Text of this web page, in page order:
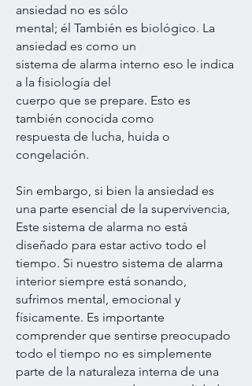
ansiedad no es sólo
mental; él También es biológico. La
ansiedad es como un
sistema de alarma interno eso le indica
a la fisiología del
cuerpo que se prepare. Esto es
también conocida como
respuesta de lucha, huida o
congelación.
Sin embargo, si bien la ansiedad es
una parte esencial de la supervivencia,
Este sistema de alarma no está
diseñado para estar activo todo el
tiempo. Si nuestro sistema de alarma
interior siempre está sonando,
sufrimos mental, emocional y
físicamente. Es importante
comprender que sentirse preocupado
todo el tiempo no es simplemente
parte de la naturaleza interna de una